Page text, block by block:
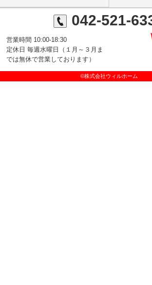
042-521-
営業時間 10:00-18:30
定休日 毎週水曜日（１月～３月ま
では無休で営業しております）
©株式会社ウィルホーム